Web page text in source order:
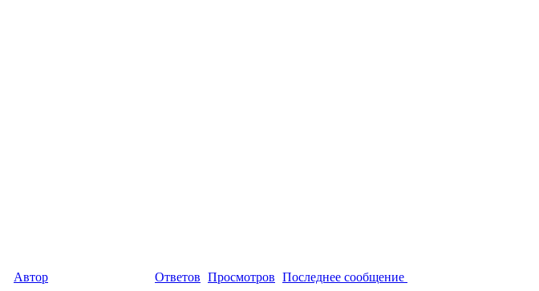
Автор Ответов Просмотров Последнее сообщение